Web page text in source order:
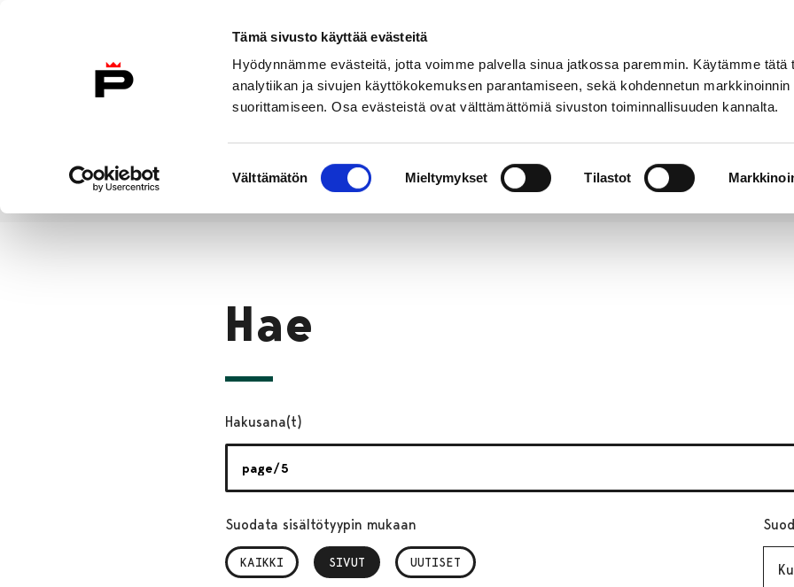
Tämä sivusto käyttää evästeitä
Hyödynnämme evästeitä, jotta voimme palvella sinua jatkossa paremmin. Käytämme tätä
analytiikan ja sivujen käyttökokemuksen parantamiseen, sekä kohdennetun markkinoinnin
suorittamiseen. Osa evästeistä ovat välttämättömiä sivuston toiminnallisuuden kannalta.
valinta
Välttämätön Mieltymykset Tilastot
Etusivulle
English
Etusivu
Hae
Hakusana(t)
Suodata sisältötyypin mukaan
KAIKKI SIVUT
, VALITTU UUTISET